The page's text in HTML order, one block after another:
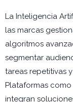
La Inteligencia
las marcas
algoritmos
segmentar
tareas repetitivas
Plataformas como
integran